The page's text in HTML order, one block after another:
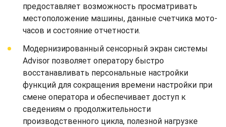
предоставляет возможность просматривать
местоположение машины, данные счетчика мото-
часов и состояние отчетности.
Модернизированный сенсорный экран системы
Advisor позволяет оператору быстро
восстанавливать персональные настройки
функций для сокращения времени настройки при
смене оператора и обеспечивает доступ к
сведениям о продолжительности
производственного цикла, полезной нагрузке